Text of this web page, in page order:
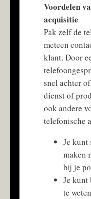
Voordelen
acquisitie
Pak zelf de
meteen
klant. Door
snel achter
dienst of
ook andere
telefonische
Je kunt
maken
bij je
Je
te